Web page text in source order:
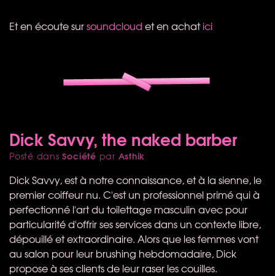
Et en écoute sursoundcloud et en achatici
Dick Savvy, the naked barber
Posté dansSociété par Asthik
Dick Savvy, est à notre connaissance, et à la sienne, le
premier coiffeur nu. C'est un professionnel primé qui à
perfectionné l'art du toilettage masculin avec pour
particularité d'offrir ses services dans un contexte libre,
dépouillé et extraordinaire. Alors que les femmes vont
au salon pour leur brushing hebdomadaire, Dick
propose à ses clients de leur raser les couilles.